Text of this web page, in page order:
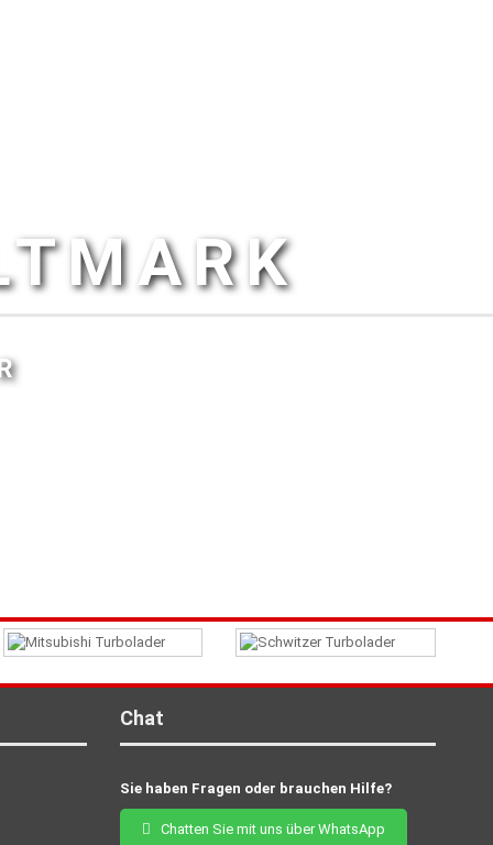
Chat
Sie haben Fragen oder brauchen Hilfe?
Chatten Sie mit uns über WhatsApp